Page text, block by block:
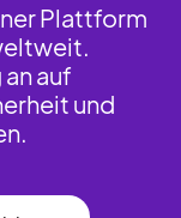
Plattform
auf
und